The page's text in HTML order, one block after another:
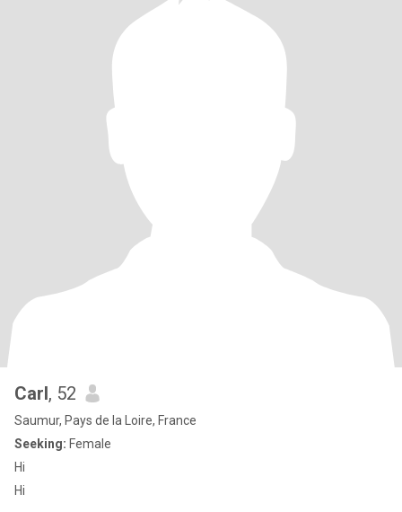
Carl, 52
Saumur, Pays de la Loire, France
Seeking: Female
Hi
Hi